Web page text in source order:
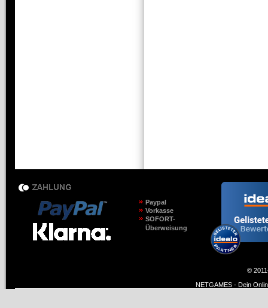
Paypal
Vorkasse
SOFORT-
Überweisung
©
NETGAMES - Dein